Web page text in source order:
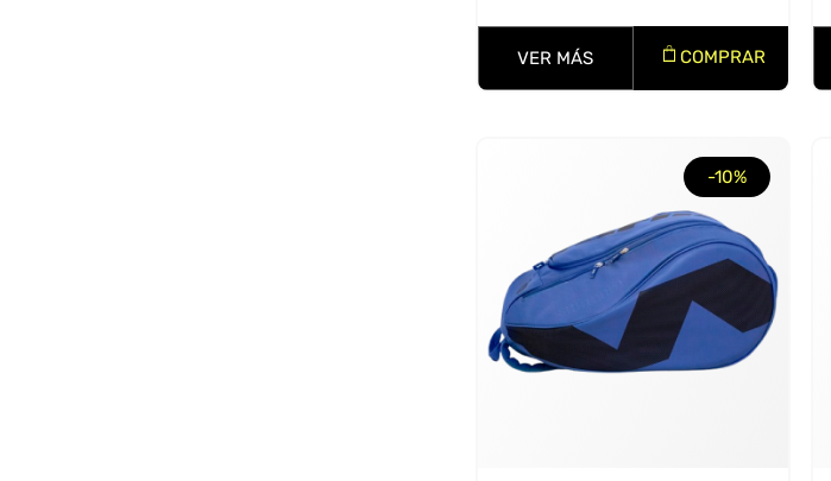
VER MÁS COMPRAR
-10%